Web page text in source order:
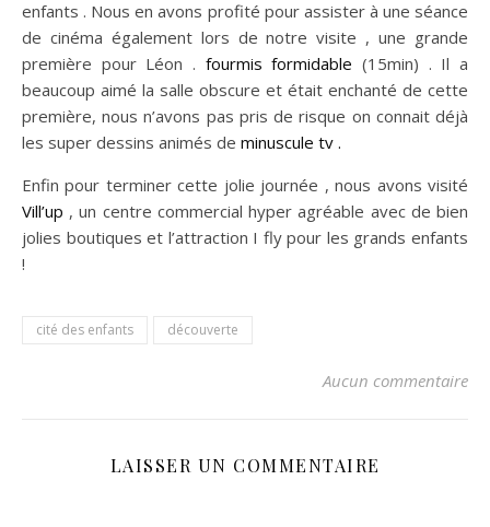
enfants . Nous en avons profité pour assister à une séance
de cinéma également lors de notre visite , une grande
première pour Léon . fourmis formidable(15min) . Il a
beaucoup aimé la salle obscure et était enchanté de cette
première, nous n’avons pas pris de risque on connait déjà
les super dessins animés de minuscule tv .
Enfin pour terminer cette jolie journée , nous avons visité
Vill’up , un centre commercial hyper agréable avec de bien
jolies boutiques et l’attraction I fly pour les grands enfants
!
cité des enfants découverte
Aucun commentaire
LAISSER UN COMMENTAIRE